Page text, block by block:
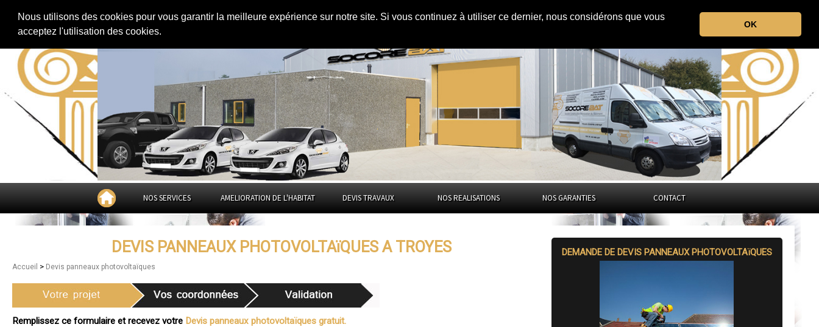
Nous utilisons des cookies pour vous garantir la meilleure expérience sur notre site. Si vous continuez à utiliser ce dernier, nous considérons que vous
acceptez l'utilisation des cookies.
OK
Devis panneaux photovoltaïques àTroyes
l'Aube
NOS SERVICES AMELIORATION DE L'HABITAT DEVIS TRAVAUX NOS REALISATIONS NOS GARANTIES CONTACT
DEMANDE DE DEVIS PANNEAUX PHOTOVOLTAïQUES
DEVIS PANNEAUX PHOTOVOLTAïQUES A TROYES
Accueil > Devis panneaux photovoltaïques
Remplissez ce formulaire et recevez votre Devis panneaux photovoltaïques gratuit.